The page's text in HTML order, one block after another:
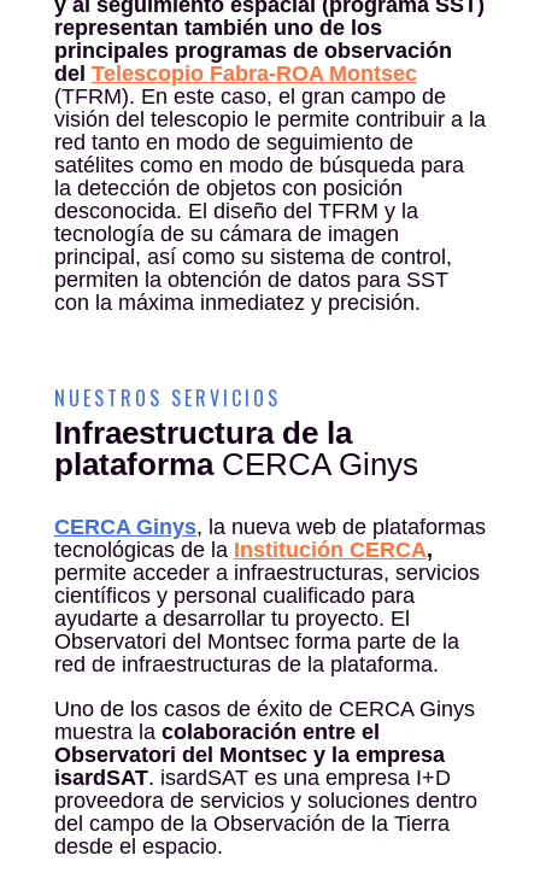
representan también uno de los
principales programas de observación
del Telescopio Fabra-ROA Montsec
(TFRM). En este caso, el gran campo de
visión del telescopio le permite contribuir a la
red tanto en modo de seguimiento de
satélites como en modo de búsqueda para
la detección de objetos con posición
desconocida. El diseño del TFRM y la
tecnología de su cámara de imagen
principal, así como su sistema de control,
permiten la obtención de datos para SST
con la máxima inmediatez y precisión.
NUESTROS SERVICIOS
Infraestructura de la
plataforma CERCA Ginys
CERCA Ginys la nueva web de plataformas
tecnológicas de la Institución CERCA
permite acceder a infraestructuras, servicios
científicos y personal cualificado para
ayudarte a desarrollar tu proyecto. El
Observatori del Montsec forma parte de la
red de infraestructuras de la plataforma.
Uno de los casos de éxito de CERCA Ginys
muestra la colaboración entre el
Observatori del Montsec y la empresa
isardSAT. isardSAT es una empresa I+D
proveedora de servicios y soluciones dentro
del campo de la Observación de la Tierra
desde el espacio.